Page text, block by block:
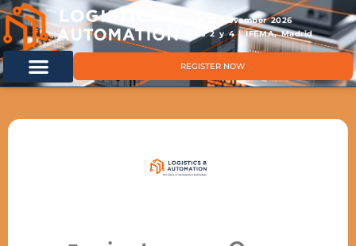
11 & 12 November 2026
Hals 2 y 4 | IFEMA, Madrid
REGISTER NOW